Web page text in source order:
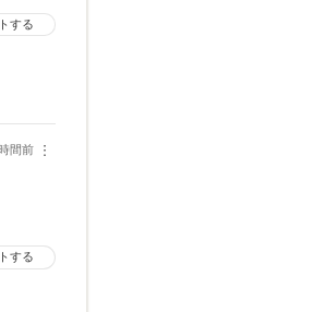
する
︙
間前
する